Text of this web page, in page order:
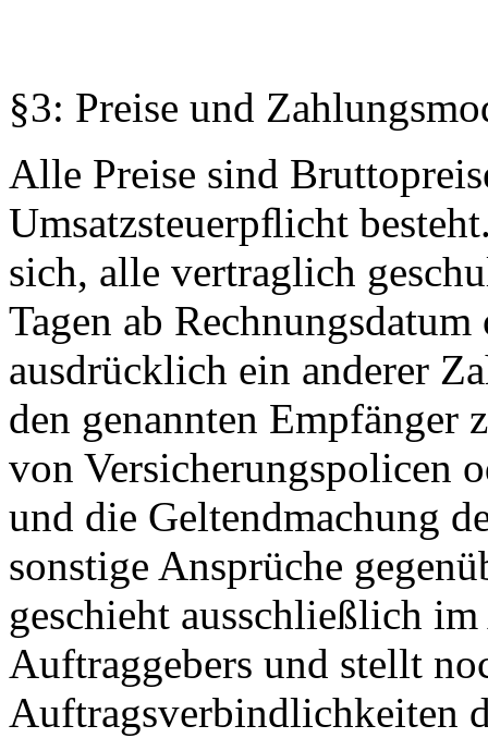
§3: Preise und
Alle Preise sind
Umsatzsteuerpﬂicht
sich, alle vertraglich
Tagen ab
ausdrücklich ein anderer
den genannten Empfänger
von Versicherungspolicen
und die Geltendmachung
sonstige Ansprüche
geschieht ausschließlich
Auftraggebers und stellt
Auftragsverbindlichkeiten